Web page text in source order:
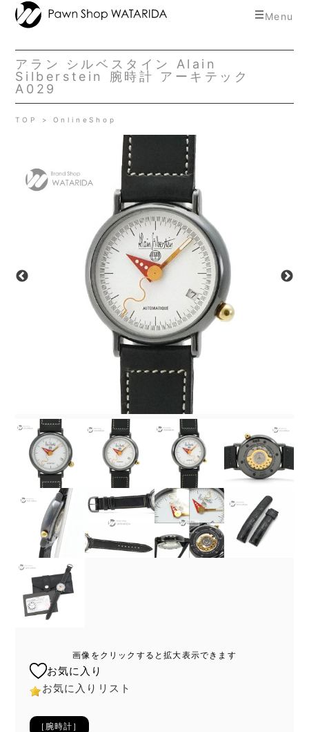
toggle
Menu
アラン シルベスタイン Alain
Silberstein 腕時計 アーキテック
A029
TOP OnlineShop
画像をクリックすると拡大表示できます
お気に入り
お気に入りリスト
［腕時計］